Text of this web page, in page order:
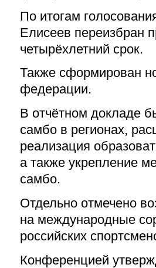
По итогам
Елисеев переизбран
четырёхлетний срок.
Также сформирован
федерации.
В отчётном докладе
самбо в регионах,
реализация
а также укрепление
самбо.
Отдельно отмечено
на международные
российских
Конференцией